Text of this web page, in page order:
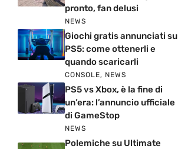
pronto, fan delusi
NEWS
Giochi gratis annunciati su
PS5: come ottenerli e
quando scaricarli
CONSOLE, NEWS
PS5 vs Xbox, è la fine di
un’era: l’annuncio ufficiale
di GameStop
NEWS
Polemiche su Ultimate